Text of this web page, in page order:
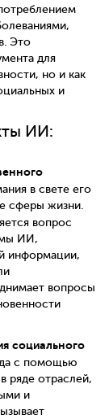
Это
для
но и как
и
ИИ:
в свете его
сферы жизни.
вопрос
ИИ,
информации,
вопросы
социального
с помощью
ряде отраслей,
и